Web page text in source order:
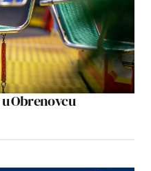
Obrenovcu